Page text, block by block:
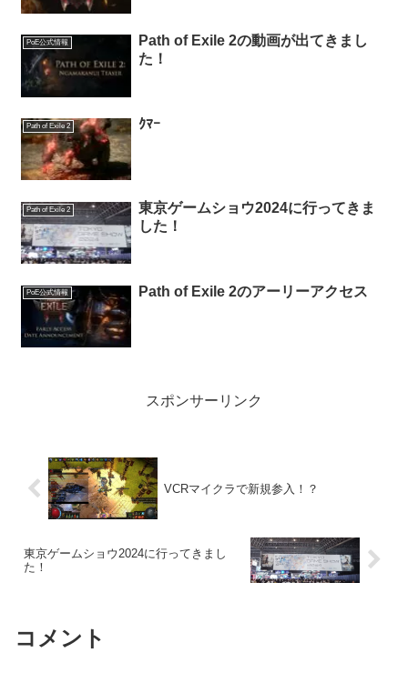
PoE公式情報
Path of Exile 2の動画が出てきまし
た！
Path of Exile 2 ｸﾏｰ
Path of Exile 2
東京ゲームショウ2024に行ってきま
した！
PoE公式情報 Path of Exile 2のアーリーアクセス
スポンサーリンク
VCRマイクラで新規参入！？
東京ゲームショウ2024に行ってきまし
た！
コメント